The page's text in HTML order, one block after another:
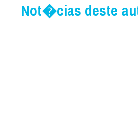
Not�cias deste